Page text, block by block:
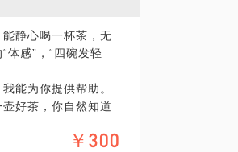
静心喝一杯茶，无
体感”，“四碗发轻
能为你提供帮助。
好茶，你自然知道
以普洱茶来养生修
￥300